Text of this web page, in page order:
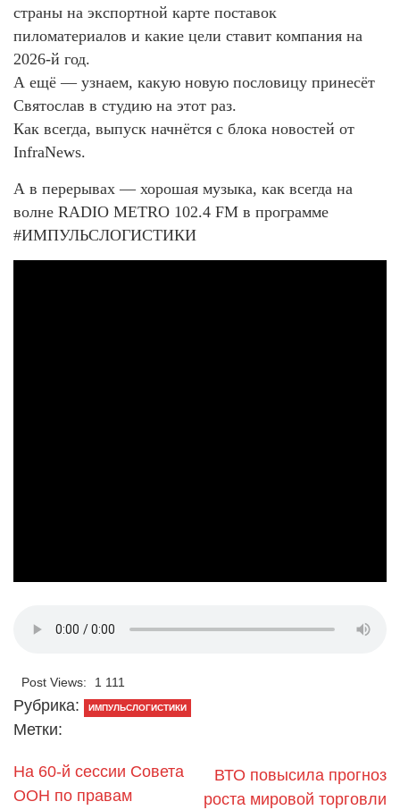
страны на экспортной карте поставок
пиломатериалов и какие цели ставит компания на
2026-й год.
А ещё — узнаем, какую новую пословицу принесёт
Святослав в студию на этот раз.
Как всегда, выпуск начнётся с блока новостей от
InfraNews.
А в перерывах — хорошая музыка, как всегда на
волне RADIO METRO 102.4 FM в программе
#ИМПУЛЬСЛОГИСТИКИ
Post Views: 1 111
Рубрика: ИМПУЛЬСЛОГИСТИКИ
Метки:
На 60-й сессии Совета
ООН по правам
ВТО повысила прогноз
роста мировой торговли